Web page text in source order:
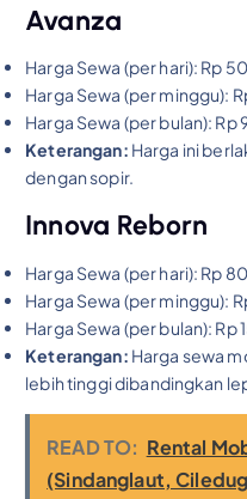
Avanza
Harga Sewa (per hari): Rp
Harga Sewa (per minggu):
Harga Sewa (per bulan):
Keterangan: Harga ini
dengan sopir.
Innova Reborn
Harga Sewa (per hari): Rp
Harga Sewa (per minggu):
Harga Sewa (per bulan):
Keterangan: Harga sewa
lebih tinggi dibandingkan
READ TO: Rental
(Sindanglaut,